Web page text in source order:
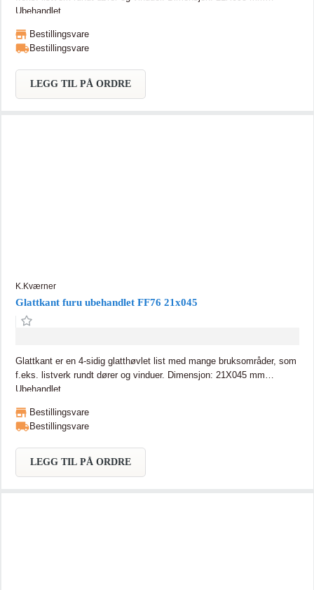
Ubehandlet
Bestillingsvare
Bestillingsvare
LEGG TIL PÅ ORDRE
K.Kværner
Glattkant furu ubehandlet FF76 21x045
Glattkant er en 4-sidig glatthøvlet list med mange bruksområder, som
f.eks. listverk rundt dører og vinduer. Dimensjon: 21X045 mm
Ubehandlet
Bestillingsvare
Bestillingsvare
LEGG TIL PÅ ORDRE